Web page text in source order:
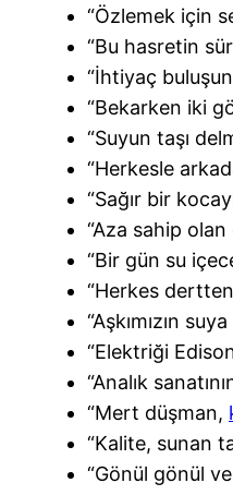
“Özlemek için
“Bu hasretin
“İhtiyaç
“Bekarken iki
“Suyun taşı
“Herkesle
“Sağır bir
“Aza sahip
“Bir gün su
“Herkes
“Aşkımızın
“Elektriği
“Analık
“Mert düşman,
“Kalite, sunan
“Gönül gönül